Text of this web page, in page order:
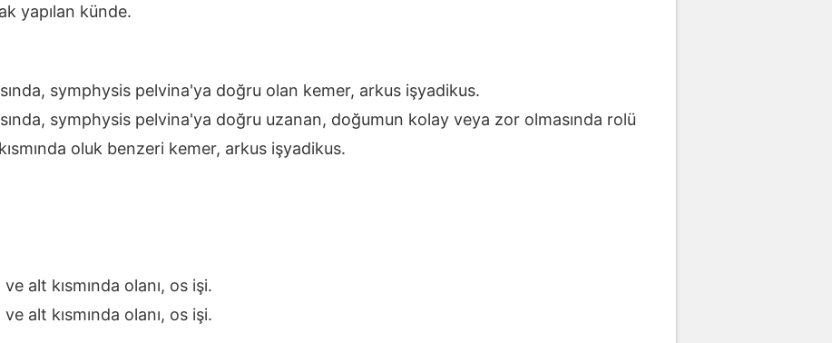
yapılan künde.
symphysis pelvina'ya doğru olan kemer, arkus işyadikus.
symphysis pelvina'ya doğru uzanan, doğumun kolay veya zor olmasında rolü
oluk benzeri kemer, arkus işyadikus.
alt kısmında olanı, os işi.
alt kısmında olanı, os işi.